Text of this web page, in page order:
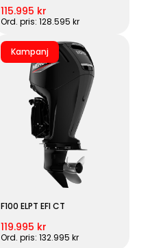
115.995 kr
Ord. pris: 128.595 kr
Kampanj
F100 ELPT EFI CT
119.995 kr
Ord. pris: 132.995 kr